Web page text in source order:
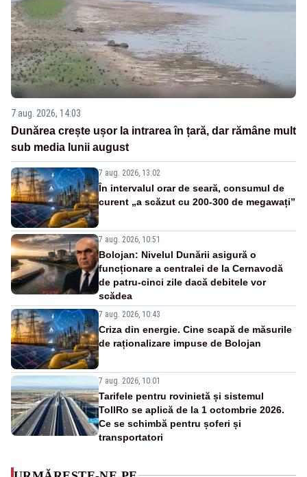
7 aug. 2026, 14:03
Dunărea crește ușor la intrarea în țară, dar rămâne mult
sub media lunii august
7 aug. 2026, 13:02
În intervalul orar de seară, consumul de
curent „a scăzut cu 200-300 de megawați”
7 aug. 2026, 10:51
Bolojan: Nivelul Dunării asigură o
funcționare a centralei de la Cernavodă
de patru-cinci zile dacă debitele vor
scădea
7 aug. 2026, 10:43
Criza din energie. Cine scapă de măsurile
de raționalizare impuse de Bolojan
7 aug. 2026, 10:01
Tarifele pentru rovinietă și sistemul
TollRo se aplică de la 1 octombrie 2026.
Ce se schimbă pentru șoferi și
transportatori